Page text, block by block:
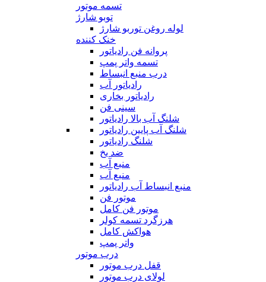
تسمه موتور
توبو شارژ
لوله روغن توربو شارژ
خنک کننده
پروانه فن رادیاتور
تسمه واتر پمپ
درب منبع انبساط
رادیاتور آب
رادیاتور بخاری
سینی فن
شلنگ آب بالا رادیاتور
شلنگ آب پایین رادیاتور
شلنگ رادیاتور
ضد یخ
منبع آب
منبع آب
منبع انبساط آب رادیاتور
موتور فن
موتور فن کامل
هرزگرد تسمه کولر
هواکش کامل
واتر پمپ
درب موتور
قفل درب موتور
لولای درب موتور